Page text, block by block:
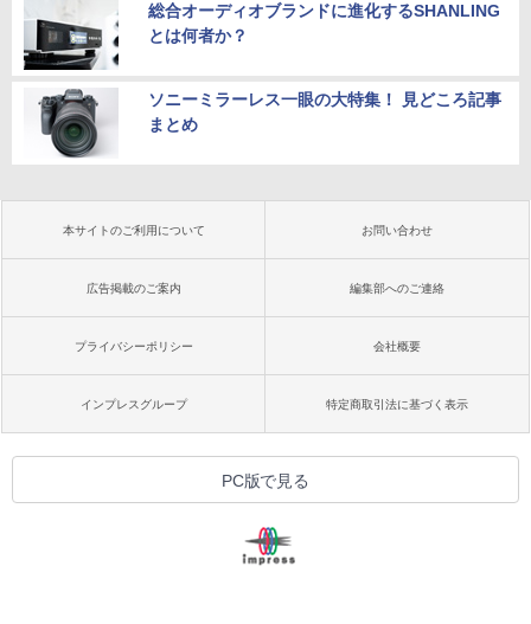
総合オーディオブランドに進化するSHANLING
とは何者か？
ソニーミラーレス一眼の大特集！ 見どころ記事
まとめ
本サイトのご利用について お問い合わせ
広告掲載のご案内 編集部へのご連絡
プライバシーポリシー 会社概要
インプレスグループ 特定商取引法に基づく表示
PC版で見る